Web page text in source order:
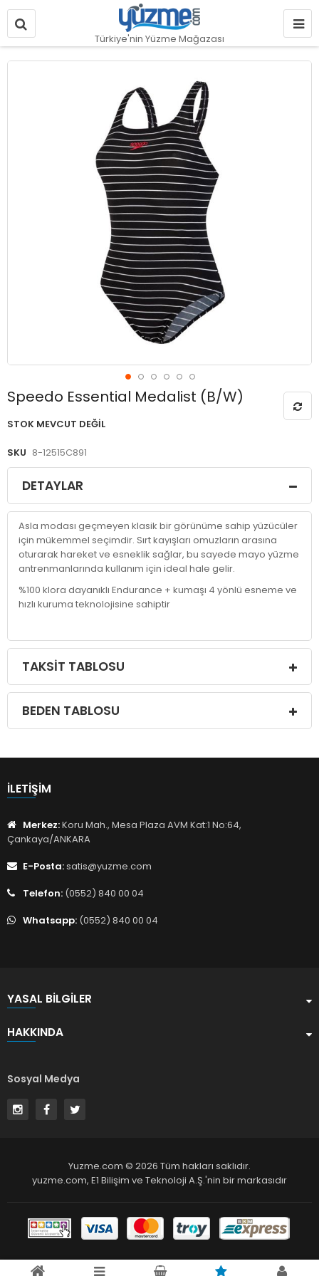
Türkiye'nin Yüzme Mağazası
Speedo Essential Medalist (B/W)
STOK MEVCUT DEĞIL
SKU 8-12515C891
Resim
Resim
galerisinin
başlangıcına
DETAYLAR
Asla modası geçmeyen klasik bir görünüme sahip yüzücüler
için mükemmel seçimdir. Sırt kayışları omuzların arasına
oturarak hareket ve esneklik sağlar, bu sayede mayo yüzme
antrenmanlarında kullanım için ideal hale gelir.
%100 klora dayanıklı Endurance + kumaşı 4 yönlü esneme ve
hızlı kuruma teknolojisine sahiptir
TAKSIT TABLOSU
BEDEN TABLOSU
İLETIŞIM
Merkez:Koru Mah., Mesa Plaza AVM Kat:1 No:64,
Çankaya/ANKARA
E-Posta:satis@yuzme.com
Telefon: (0552) 840 00 04
Whatsapp: (0552) 840 00 04
YASAL BILGILER
HAKKINDA
Sosyal Medya
Yuzme.com © 2026 Tüm hakları saklıdır.
yuzme.com, E1 Bilişim ve Teknoloji A.Ş.'nin bir markasıdır